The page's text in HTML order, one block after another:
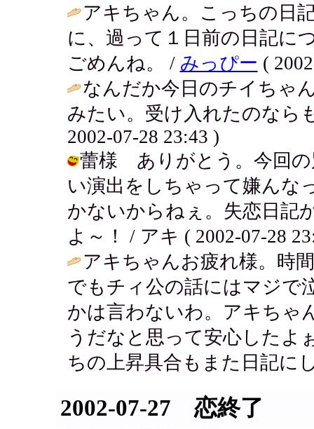
アキちゃん。こっちの日
に、過って１日前の日記に
ごめんね。 / みっぴー (
なんだか今日のチイちゃ
みたい。受け入れたのなら
2002-07-28 23:43 )
蕾様 ありがとう。今回の
い演出をしちゃって嫌ん
かないからねぇ。失恋日記
よ～！ / アキ ( 2002-07-28
アキちゃんお疲れ様。時
でもチィ公の話にはマジで
かは言わないわ。アキちゃ
うだなと思って安心したよ
ちの上昇具合もまた日記に
2002-07-27 恋終了